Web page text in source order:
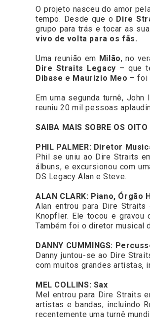
O projeto nasceu do amor
tempo. Desde que o Dire
grupo para trás e tocar as
vivo de volta para os fãs.
Uma reunião em Milão, no
Dire Straits Legacy – que
Dibase e Maurizio Meo – foi
Em uma segunda turnê,
reuniu 20 mil pessoas
SAIBA MAIS SOBRE OS
PHIL PALMER: Diretor
Phil se uniu ao Dire Straits
álbuns, e excursionou com
DS Legacy Alan e Steve.
ALAN CLARK: Piano, Órgão
Alan entrou para Dire
Knopfler. Ele tocou e
Também foi o diretor musical
DANNY CUMMINGS:
Danny juntou-se ao Dire
com muitos grandes artistas,
MEL COLLINS: Sax
Mel entrou para Dire Straits
artistas e bandas, incluindo
recentemente uma turnê